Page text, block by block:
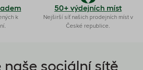
k
50+ výdejních míst
Nejširší síť našich prodejních míst v
České republice.
naše sociální sítě